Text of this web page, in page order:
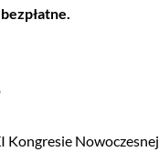
Kongresie Nowoczesnej